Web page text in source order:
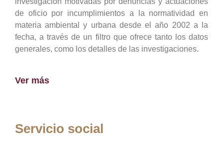
de oficio por incumplimientos a la normatividad en
materia ambiental y urbana desde el año 2002 a la
fecha, a través de un filtro que ofrece tanto los datos
generales, como los detalles de las investigaciones.
Ver más
Servicio social